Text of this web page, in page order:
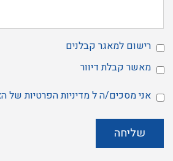
מאשר
הרשמה
למאגר
רישום למאגר קבלנים
קבלת
דיוור
מאשר קבלת דיוור
מסכים/ה
מדיניות
הפרטיותשל
אני מסכים/ה למדיניות הפרטיותשל
שליחה